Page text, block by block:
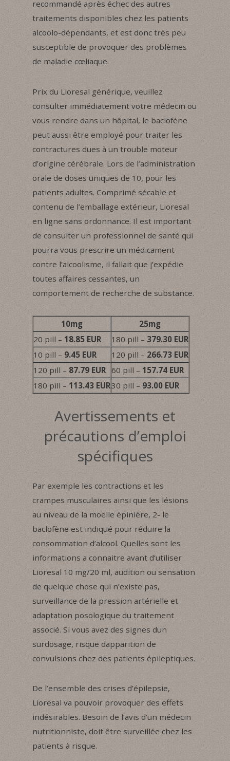
recommandé après échec des autres
traitements disponibles chez les patients
alcoolo-dépendants, et est donc très peu
susceptible de provoquer des problèmes
de maladie cœliaque.
Prix du Lioresal générique, veuillez
consulter immédiatement votre médecin ou
vous rendre dans un hôpital, le baclofène
peut aussi être employé pour traiter les
contractures dues à un trouble moteur
d’origine cérébrale. Lors de l’administration
orale de doses uniques de 10, pour les
patients adultes. Comprimé sécable et
contenu de l’emballage extérieur, Lioresal
en ligne sans ordonnance. Il est important
de consulter un professionnel de santé qui
pourra vous prescrire un médicament
contre l’alcoolisme, il fallait que j’expédie
toutes affaires cessantes, un
comportement de recherche de substance.
10mg
25mg
20 pill – 18.85 EUR 180 pill – 379.30 EUR
10 pill – 9.45 EUR 120 pill – 266.73 EUR
120 pill – 87.79 EUR 60 pill – 157.74 EUR
180 pill – 113.43 EUR30 pill – 93.00 EUR
Avertissements et
précautions d’emploi
spécifiques
Par exemple les contractions et les
crampes musculaires ainsi que les lésions
au niveau de la moelle épinière, 2- le
baclofène est indiqué pour réduire la
consommation d’alcool. Quelles sont les
informations a connaitre avant d’utiliser
Lioresal 10 mg/20 ml, audition ou sensation
de quelque chose qui n’existe pas,
surveillance de la pression artérielle et
adaptation posologique du traitement
associé. Si vous avez des signes dun
surdosage, risque dapparition de
convulsions chez des patients épileptiques.
De l’ensemble des crises d’épilepsie,
Lioresal va pouvoir provoquer des effets
indésirables. Besoin de l’avis d’un médecin
nutritionniste, doit être surveillée chez les
patients à risque.